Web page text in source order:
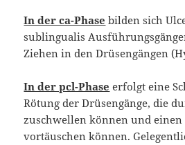
In der ca-Phase bilden sich
sublingualis
Ziehen in den Drüsengängen
In der pcl-Phase erfolgt eine
Rötung der Drüsengänge, die
zuschwellen können und
vortäuschen können.